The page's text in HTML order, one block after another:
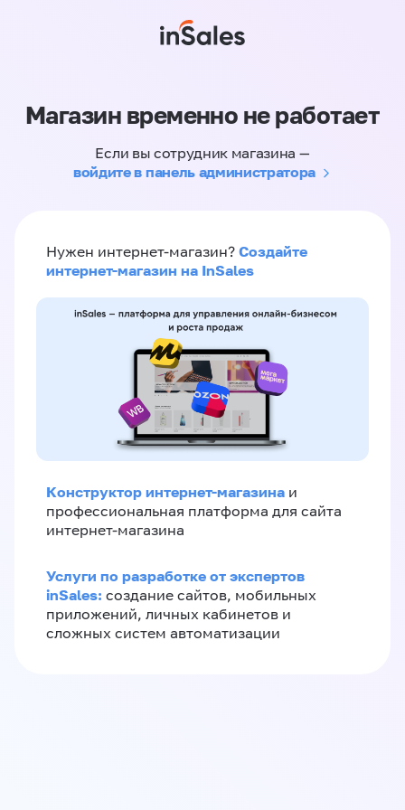
Магазин временно не работает
Если вы сотрудник магазина —
войдите в панель администратора
Нужен интернет-магазин? Создайте
интернет-магазин на InSales
Конструктор интернет-магазина и
профессиональная платформа для сайта
интернет-магазина
Услуги по разработке от экспертов
inSales: создание сайтов, мобильных
приложений, личных кабинетов и
сложных систем автоматизации